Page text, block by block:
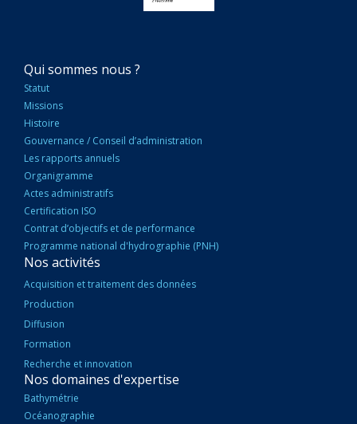
NAVIGATION
PRINCIPALE
Qui sommes nous ?
Statut
Missions
Histoire
Gouvernance / Conseil d’administration
Les rapports annuels
Organigramme
Actes administratifs
Certification ISO
Contrat d’objectifs et de performance
Programme national d'hydrographie (PNH)
Nos activités
Acquisition et traitement des données
Production
Diffusion
Formation
Recherche et innovation
Nos domaines d'expertise
Bathymétrie
Océanographie